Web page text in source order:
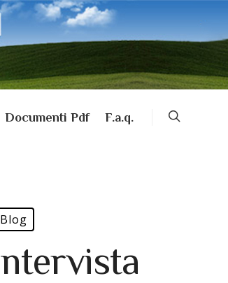
Documenti Pdf F.a.q.
Blog